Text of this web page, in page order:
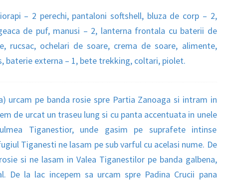
– 2 perechi, pantaloni softshell, bluza de corp – 2,
de puf, manusi – 2, lanterna frontala cu baterii de
rucsac, ochelari de soare, crema de soare, alimente,
baterie externa – 1, bete trekking, coltari, piolet.
urcam pe banda rosie spre Partia Zanoaga si intram in
de urcat un traseu lung si cu panta accentuata in unele
Tiganestior, unde gasim pe suprafete intinse
Tiganesti ne lasam pe sub varful cu acelasi nume. De
si ne lasam in Valea Tiganestilor pe banda galbena,
la lac incepem sa urcam spre Padina Crucii pana